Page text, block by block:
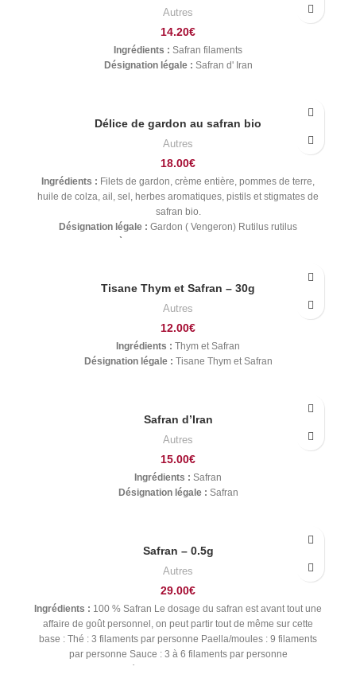
Autres
14.20€
Ingrédients : Safran filaments
Désignation légale : Safran d' Iran
Délice de gardon au safran bio
Autres
18.00€
Ingrédients : Filets de gardon, crème entière, pommes de terre,
huile de colza, ail, sel, herbes aromatiques, pistils et stigmates de
safran bio.
Désignation légale : Gardon ( Vengeron) Rutilus rutilus
Tisane Thym et Safran – 30g
Autres
12.00€
Ingrédients : Thym et Safran
Désignation légale : Tisane Thym et Safran
Safran d’Iran
Autres
15.00€
Ingrédients : Safran
Désignation légale : Safran
Safran – 0.5g
Autres
29.00€
Ingrédients : 100 % Safran Le dosage du safran est avant tout une
affaire de goût personnel, on peut partir tout de même sur cette
base : Thé : 3 filaments par personne Paella/moules : 9 filaments
par personne Sauce : 3 à 6 filaments par personne